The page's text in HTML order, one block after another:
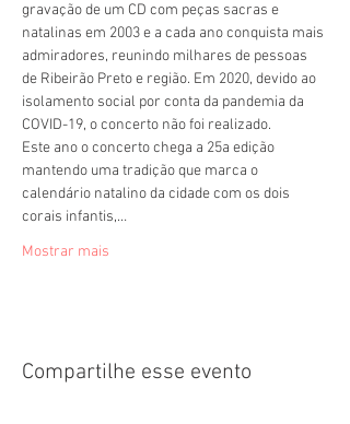
gravação de um CD com peças sacras e
natalinas em 2003 e a cada ano conquista mais
admiradores, reunindo milhares de pessoas
de Ribeirão Preto e região. Em 2020, devido ao
isolamento social por conta da pandemia da
COVID-19, o concerto não foi realizado.
Este ano o concerto chega a 25a edição
mantendo uma tradição que marca o
calendário natalino da cidade com os dois
corais infantis,…
Mostrar mais
Compartilhe esse evento